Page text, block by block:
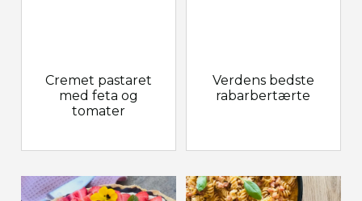
Cremet pastaret
med feta og
tomater
Verdens bedste
rabarbertærte